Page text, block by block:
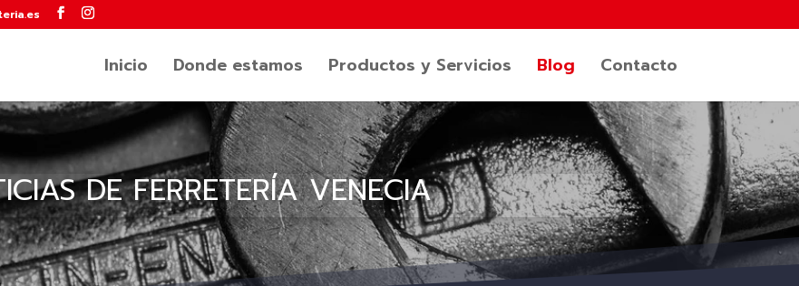
Inicio Donde estamos Productos y Servicios Blog Contacto
DE FERRETERÍA VENECIA